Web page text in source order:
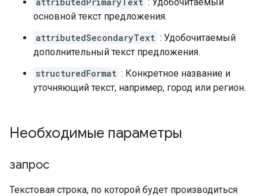
основной текст предложения.
attributedSecondaryText : Удобочитаемый
дополнительный текст предложения.
structuredFormat : Конкретное название и
уточняющий текст, например, город или регион.
Необходимые параметры
запрос
Текстовая строка, по которой будет производиться